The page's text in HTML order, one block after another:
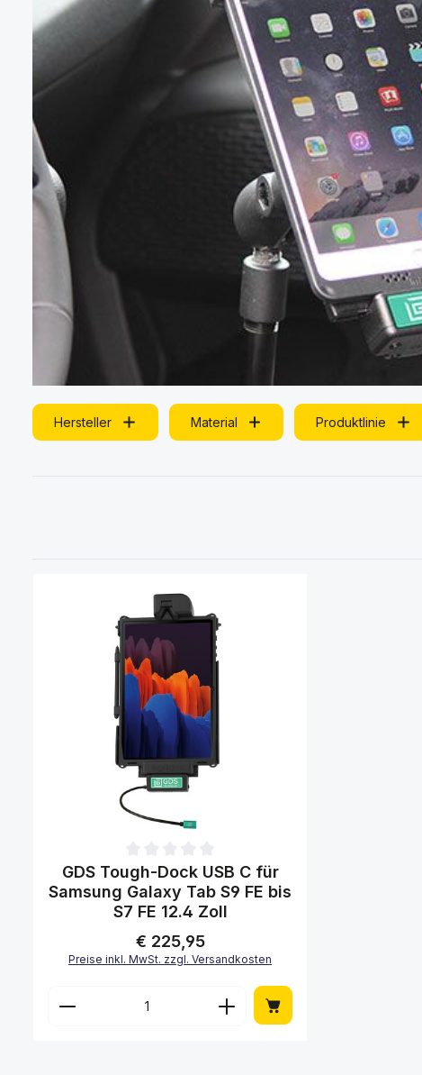
Hersteller Material Produktlinie
Durchschnittliche Bewertung von 0 von 5 Sternen
GDS Tough-Dock USB C für
Samsung Galaxy Tab S9 FE bis
S7 FE 12.4 Zoll
Regulärer Preis:
€ 225,95
Preise inkl. MwSt. zzgl. Versandkosten
Produkt Anzahl: Gib den